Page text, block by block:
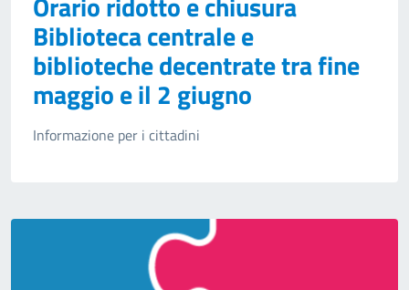
Biblioteca centrale e
biblioteche decentrate tra fine
maggio e il 2 giugno
Informazione per i cittadini